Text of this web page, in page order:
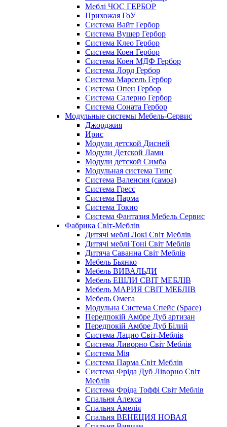
Меблі ЧОС ГЕРБОР
Прихожая ГоУ
Система Вайт Гербор
Система Вушер Гербор
Система Клео Гербор
Система Коен Гербор
Система Коен МДФ Гербор
Система Лорд Гербор
Система Марсель Гербор
Система Опен Гербор
Система Салерно Гербор
Система Соната Гербор
Модульные системы Мебель-Сервис
Джорджия
Ирис
Модули детской Дисней
Модули Детской Лами
Модули детской Симба
Модульная система Типс
Система Валенсия (самоа)
Система Гресс
Система Парма
Система Токио
Система Фантазия Мебель Сервис
Фабрика Світ-Меблів
Дитячі меблі Локі Світ Меблів
Дитячі меблі Тоні Світ Меблів
Дитяча Саванна Світ Меблів
Мебель Бьянко
Мебель ВИВАЛЬДИ
Мебель ЕШЛИ СВІТ МЕБЛІВ
Мебель МАРИЯ СВІТ МЕБЛІВ
Мебель Омега
Модульна Cистема Спейс (Space)
Передпокій Амбре Дуб артизан
Передпокій Амбре Дуб Білий
Система Лацио Світ-Меблів
Система Ливорно Світ Меблів
Система Мія
Система Парма Свiт Меблiв
Система Фріда Дуб Ліворно Світ
Меблів
Система Фріда Тоффі Світ Меблів
Спальня Алекса
Спальня Амелія
Спальня ВЕНЕЦИЯ НОВАЯ